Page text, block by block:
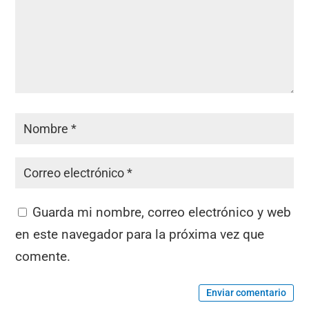
Guarda mi nombre, correo electrónico y web
en este navegador para la próxima vez que
comente.
Enviar comentario